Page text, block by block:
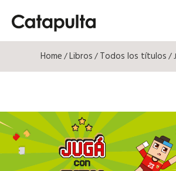
Home/Libros/Todos los títulos/